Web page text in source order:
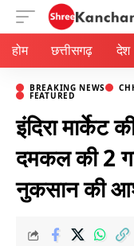
होम छत्तीसगढ़ देश
BREAKING NEWS
FEATURED
इंदिरा
दमकल की 2
नुकसान की